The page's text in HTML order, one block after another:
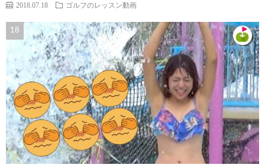
2018.07.18 ゴルフのレッスン動画